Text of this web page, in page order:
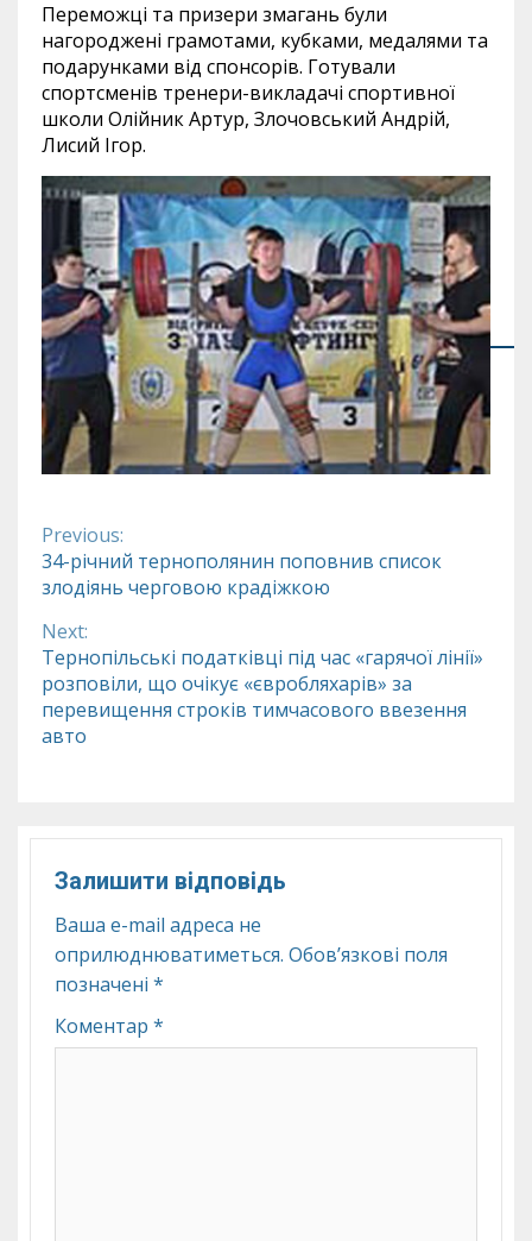
Переможці та призери змагань були
нагороджені грамотами, кубками, медалями та
подарунками від спонсорів. Готували
спортсменів тренери-викладачі спортивної
школи Олійник Артур, Злочовський Андрій,
Лисий Ігор.
Continue
Reading
Previous:
34-річний тернополянин поповнив список
злодіянь черговою крадіжкою
Next:
Тернопільські податківці під час «гарячої лінії»
розповіли, що очікує «євробляхарів» за
перевищення строків тимчасового ввезення
авто
Залишити відповідь
Ваша e-mail адреса не
оприлюднюватиметься. Обов’язкові поля
позначені *
Коментар *